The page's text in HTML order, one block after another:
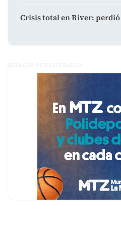
Crisis total en River:
ESPACIO PUBLICITARIO